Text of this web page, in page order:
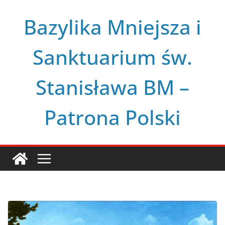
Bazylika Mniejsza i
Sanktuarium św.
Stanisława BM –
Patrona Polski